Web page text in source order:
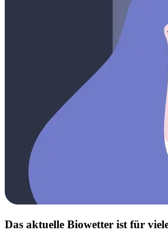
Das aktuelle Biowetter ist für